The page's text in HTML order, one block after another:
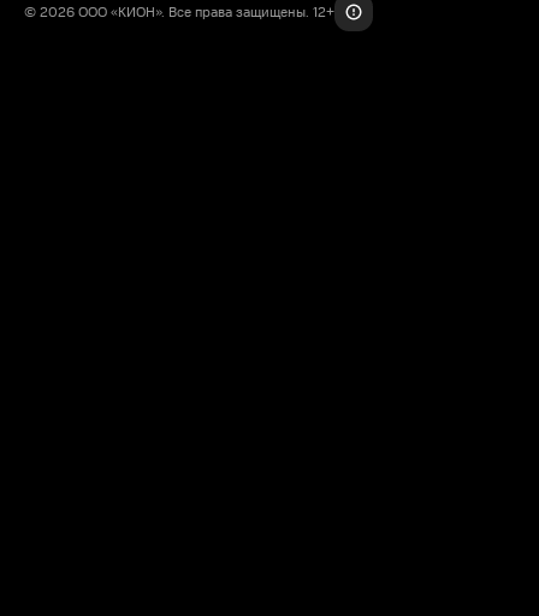
© 2026 ООО «КИОН». Все права защищены. 12+